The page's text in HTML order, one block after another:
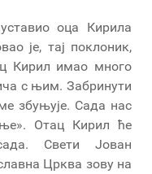
оца Кирила
је, тај поклоник,
Кирил имао много
с њим. Забринути
збуњује. Сада нас
Отац Кирил ће
Свети Јован
Црква зову на